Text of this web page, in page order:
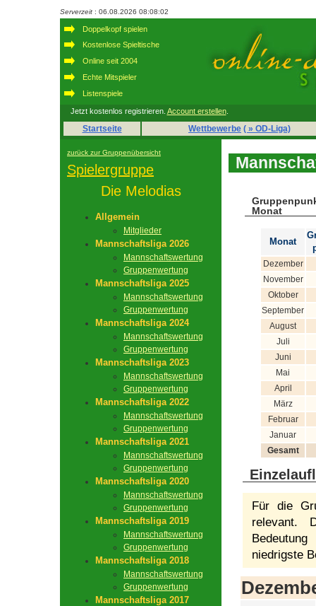
Serverzeit : 06.08.2026 08:08:02
Doppelkopf spielen
Kostenlose Spieltische
Online seit 2004
Echte Mitspieler
Listenspiele
Jetzt kostenlos registrieren. Account erstellen.
Startseite Wettbewerbe ( » OD-Liga)
zurück zur Gruppenübersicht
Spielergruppe
Die Melodias
Allgemein
Mitglieder
Mannschaftsliga 2026
Mannschaftswertung
Gruppenwertung
Mannschaftsliga 2025
Mannschaftswertung
Gruppenwertung
Mannschaftsliga 2024
Mannschaftswertung
Gruppenwertung
Mannschaftsliga 2023
Mannschaftswertung
Gruppenwertung
Mannschaftsliga 2022
Mannschaftswertung
Gruppenwertung
Mannschaftsliga 2021
Mannschaftswertung
Gruppenwertung
Mannschaftsliga 2020
Mannschaftswertung
Gruppenwertung
Mannschaftsliga 2019
Mannschaftswertung
Gruppenwertung
Mannschaftsliga 2018
Mannschaftswertung
Gruppenwertung
Mannschaftsliga 2017
Monat
Monat
Dezember
November
Oktober
September
August
Juli
Juni
Mai
April
März
Februar
Januar
Gesamt
Für die
relevant.
niedrigste